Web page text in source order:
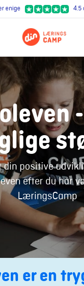
enige 4.5
positive
efter du har
LæringsCamp
er en